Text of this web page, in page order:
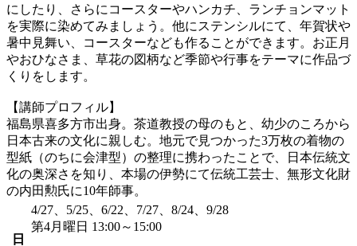
にしたり、さらにコースターやハンカチ、ランチョンマット
を実際に染めてみましょう。他にステンシルにて、年賀状や
暑中見舞い、コースターなども作ることができます。お正月
やおひなさま、草花の図柄など季節や行事をテーマに作品づ
くりをします。
【講師プロフィル】
福島県喜多方市出身。茶道教授の母のもと、幼少のころから
日本古来の文化に親しむ。地元で見つかった3万枚の着物の
型紙（のちに会津型）の整理に携わったことで、日本伝統文
化の奥深さを知り、本場の伊勢にて伝統工芸士、無形文化財
の内田勲氏に10年師事。
日
4/27、5/25、6/22、7/27、8/24、9/28
第4月曜日 13:00～15:00